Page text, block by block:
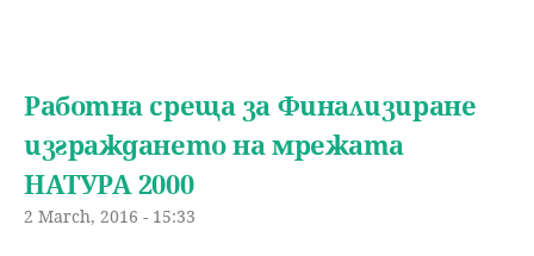
Работна среща за Финализиране
изграждането на мрежата
НАТУРА 2000
2 March, 2016 - 15:33